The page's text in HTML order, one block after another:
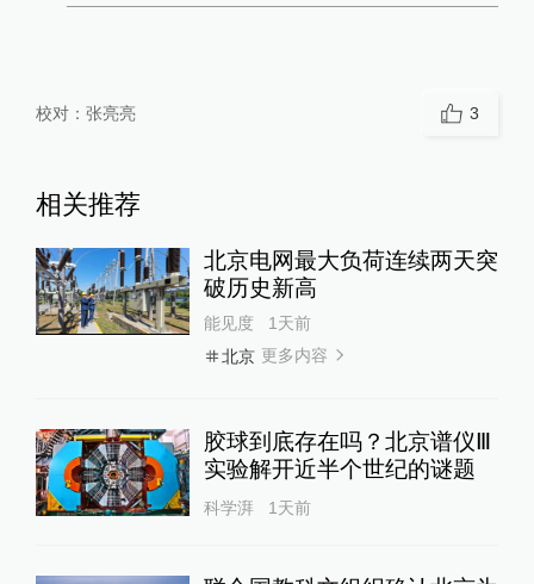
校对： 张亮亮 3
相关推荐
北京电网最大负荷连续两天突
破历史新高
能见度
1天前
北京 更多内容
胶球到底存在吗？北京谱仪Ⅲ
实验解开近半个世纪的谜题
科学湃 1天前